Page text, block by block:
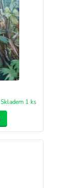
Skladem 1 ks